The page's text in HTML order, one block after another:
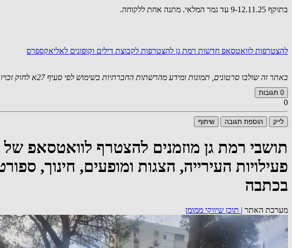
בתוקף 9-12.11.25 עד גמר המלאי. מתנה אחת ללקוחה.
להצטרפות לוואטסאפ חדשות רמת גן להצטרפות לקבוצת דילים וקופונים לאליאקספרס
באתר זה שולבו סרטונים, תמונות ומידע מהרשתות החברתיות בשימוש לפי סעיף 27א לחוק זכויות יוצרים. במידה וידוע מי צילם
0 תגובות
0
לייק הוספת תגובה שיתוף
תושבי רמת גן מוזמנים להצטרף לוואטסאפ
פעילויות העירייה, הצגות ומופעים, חינוך,
בכתבה
מערכת האתר | תוכן שיווקי ממומן